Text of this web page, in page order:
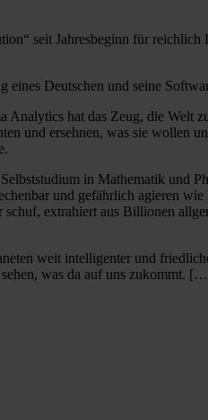
seit Jahresbeginn für
Deutschen und seine
hat das Zeug, die
und ersehnen, was sie wollen
in Mathematik und
und gefährlich agieren
extrahiert aus Billionen
weit intelligenter und
was da auf uns zukommt.